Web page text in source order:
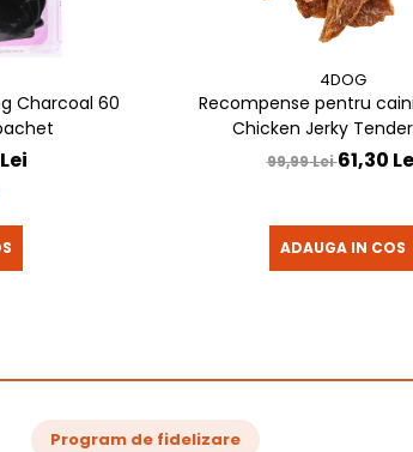
Charcoal 60
4DOG
Recompense pentru
Chicken Jerky
99,99 Lei61,30
ADAUGA IN COS
Program de fidelizare